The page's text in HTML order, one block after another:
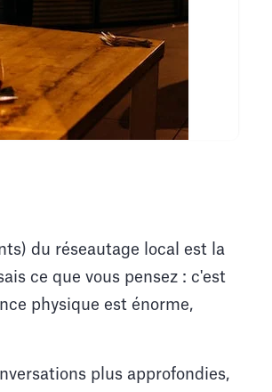
du réseautage local est la
ce que vous pensez : c'est
physique est énorme,
plus approfondies,